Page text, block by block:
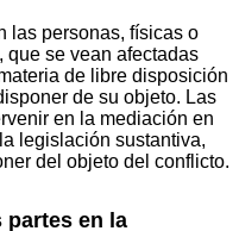
las personas, físicas o
que se vean afectadas
de libre disposición
de su objeto. Las
en la mediación en
legislación sustantiva,
del objeto del conflicto.
partes en la